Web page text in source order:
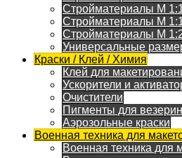
Стройматериалы M
Стройматериалы M
Стройматериалы M
Универсальные
Краски / Клей / Химия
Клей для
Ускорители и
Очистители
Пигменты для
Аэрозольные краски
Военная техника для
Военная техника для